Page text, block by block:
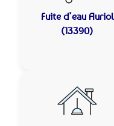
Fuite d’eau Auriol
(13390)